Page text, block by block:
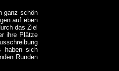
ganz schön
auf eben
das Ziel
ihre Plätze
haben sich
Runden